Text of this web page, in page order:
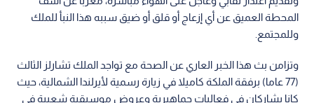
المحطة العميق عن أي إزعاج أو قلق أو ضيق سببه هذا النبأ للملك
وللمجتمع.
وتزامن بث هذا الخبر العاري عن الصحة مع تواجد الملك تشارلز الثالث
(77 عاما) برفقة الملكة كاميلا في زيارة رسمية لأيرلندا الشمالية، حيث
كانا يشاركان في فعاليات جماهيرية وعروض موسيقية شعبية في